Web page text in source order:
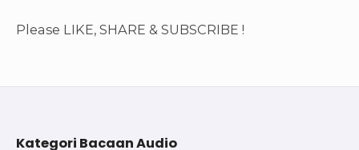
Please LIKE, SHARE & SUBSCRIBE !
Kategori Bacaan Audio